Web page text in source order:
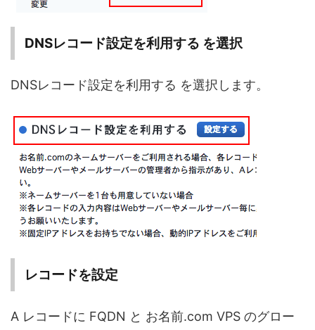
DNSレコード設定を利用する を選択
DNSレコード設定を利用する を選択します。
レコードを設定
A レコードに FQDN と お名前.com VPS のグロー